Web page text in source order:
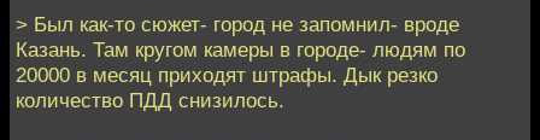
> Был как-то сюжет- город не запомнил- вроде
Казань. Там кругом камеры в городе- людям по
20000 в месяц приходят штрафы. Дык резко
количество ПДД снизилось.